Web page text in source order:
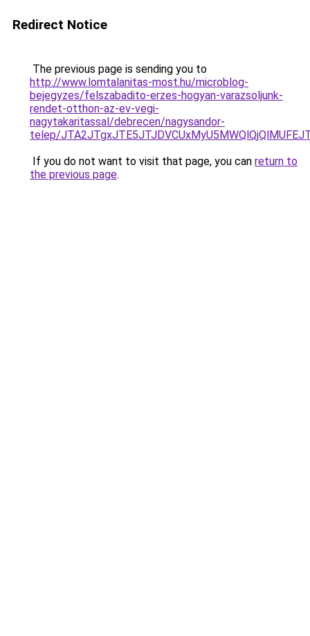
Redirect Notice
The previous page is sending you to
http://www.lomtalanitas-most.hu/microblog-
bejegyzes/felszabadito-erzes-hogyan-varazsoljunk-
rendet-otthon-az-ev-vegi-
nagytakaritassal/debrecen/nagysandor-
telep/
If you do not want to visit that page, you can return to
the previous page.